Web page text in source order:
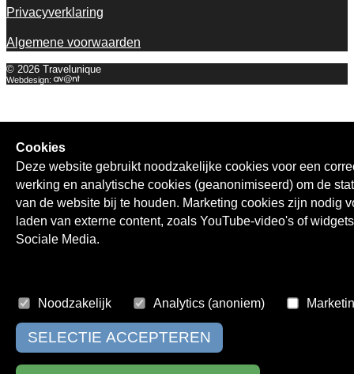
Privacyverklaring
Algemene voorwaarden
© 2026 Travelunique
Webdesign:
Cookies
Deze website gebruikt noodzakelijke cookies voor een
werking en analytische cookies (geanonimiseerd) om de
van de website bij te houden. Marketing cookies zijn nodig
laden van externe content, zoals YouTube-video's of
Sociale Media.
Noodzakelijk Analytics (anoniem)
SELECTIE ACCEPTEREN